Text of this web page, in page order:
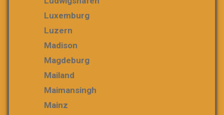
Luxemburg
Luzern
Madison
Magdeburg
Mailand
Maimansingh
Mainz